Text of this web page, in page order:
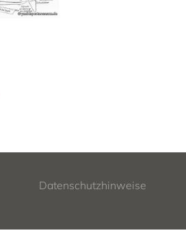
Datenschutzhinweise